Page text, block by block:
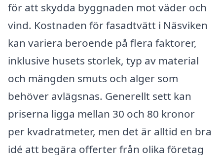
för att skydda byggnaden mot väder och
vind. Kostnaden för fasadtvätt i Näsviken
kan variera beroende på flera faktorer,
inklusive husets storlek, typ av material
och mängden smuts och alger som
behöver avlägsnas. Generellt sett kan
priserna ligga mellan 30 och 80 kronor
per kvadratmeter, men det är alltid en bra
idé att begära offerter från olika företag